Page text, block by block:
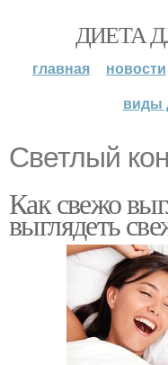
ДИЕТА
главная новости
виды
Светлый
Как свежо
выглядеть